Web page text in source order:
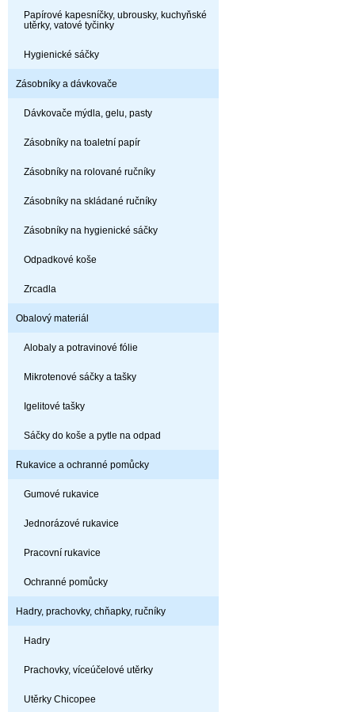
Papírové kapesníčky, ubrousky, kuchyňské
utěrky, vatové tyčinky
Hygienické sáčky
Zásobníky a dávkovače
Dávkovače mýdla, gelu, pasty
Zásobníky na toaletní papír
Zásobníky na rolované ručníky
Zásobníky na skládané ručníky
Zásobníky na hygienické sáčky
Odpadkové koše
Zrcadla
Obalový materiál
Alobaly a potravinové fólie
Mikrotenové sáčky a tašky
Igelitové tašky
Sáčky do koše a pytle na odpad
Rukavice a ochranné pomůcky
Gumové rukavice
Jednorázové rukavice
Pracovní rukavice
Ochranné pomůcky
Hadry, prachovky, chňapky, ručníky
Hadry
Prachovky, víceúčelové utěrky
Utěrky Chicopee